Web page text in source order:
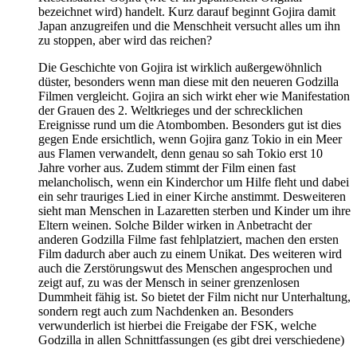
bezeichnet wird) handelt. Kurz darauf beginnt Gojira damit
Japan anzugreifen und die Menschheit versucht alles um ihn
zu stoppen, aber wird das reichen?
Die Geschichte von Gojira ist wirklich außergewöhnlich
düster, besonders wenn man diese mit den neueren Godzilla
Filmen vergleicht. Gojira an sich wirkt eher wie Manifestation
der Grauen des 2. Weltkrieges und der schrecklichen
Ereignisse rund um die Atombomben. Besonders gut ist dies
gegen Ende ersichtlich, wenn Gojira ganz Tokio in ein Meer
aus Flamen verwandelt, denn genau so sah Tokio erst 10
Jahre vorher aus. Zudem stimmt der Film einen fast
melancholisch, wenn ein Kinderchor um Hilfe fleht und dabei
ein sehr trauriges Lied in einer Kirche anstimmt. Desweiteren
sieht man Menschen in Lazaretten sterben und Kinder um ihre
Eltern weinen. Solche Bilder wirken in Anbetracht der
anderen Godzilla Filme fast fehlplatziert, machen den ersten
Film dadurch aber auch zu einem Unikat. Des weiteren wird
auch die Zerstörungswut des Menschen angesprochen und
zeigt auf, zu was der Mensch in seiner grenzenlosen
Dummheit fähig ist. So bietet der Film nicht nur Unterhaltung,
sondern regt auch zum Nachdenken an. Besonders
verwunderlich ist hierbei die Freigabe der FSK, welche
Godzilla in allen Schnittfassungen (es gibt drei verschiedene)